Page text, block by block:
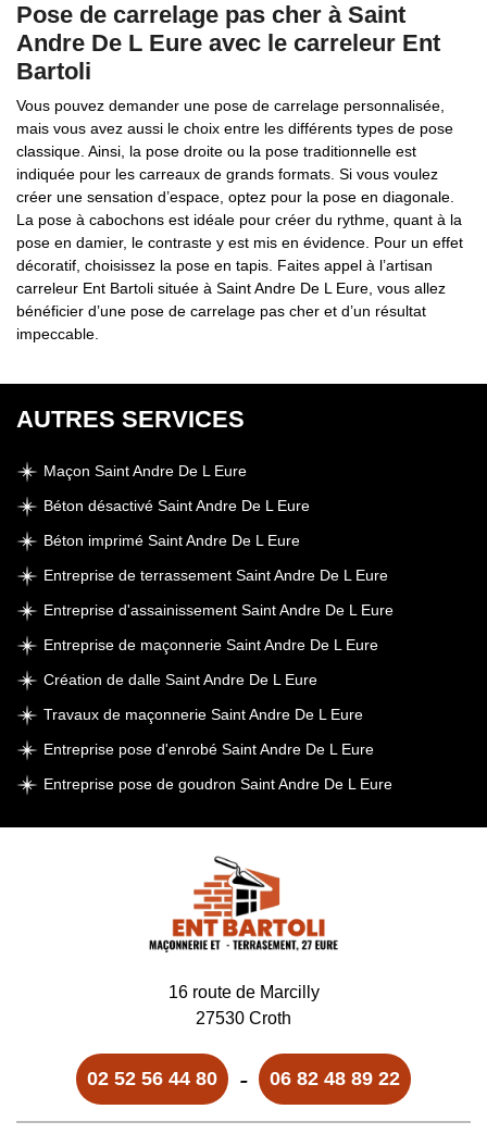
Pose de carrelage pas cher à Saint
Andre De L Eure avec le carreleur Ent
Bartoli
Vous pouvez demander une pose de carrelage personnalisée,
mais vous avez aussi le choix entre les différents types de pose
classique. Ainsi, la pose droite ou la pose traditionnelle est
indiquée pour les carreaux de grands formats. Si vous voulez
créer une sensation d’espace, optez pour la pose en diagonale.
La pose à cabochons est idéale pour créer du rythme, quant à la
pose en damier, le contraste y est mis en évidence. Pour un effet
décoratif, choisissez la pose en tapis. Faites appel à l’artisan
carreleur Ent Bartoli située à Saint Andre De L Eure, vous allez
bénéficier d’une pose de carrelage pas cher et d’un résultat
impeccable.
AUTRES SERVICES
Maçon Saint Andre De L Eure
Béton désactivé Saint Andre De L Eure
Béton imprimé Saint Andre De L Eure
Entreprise de terrassement Saint Andre De L Eure
Entreprise d'assainissement Saint Andre De L Eure
Entreprise de maçonnerie Saint Andre De L Eure
Création de dalle Saint Andre De L Eure
Travaux de maçonnerie Saint Andre De L Eure
Entreprise pose d'enrobé Saint Andre De L Eure
Entreprise pose de goudron Saint Andre De L Eure
16 route de Marcilly
27530 Croth
02 52 56 44 80 - 06 82 48 89 22